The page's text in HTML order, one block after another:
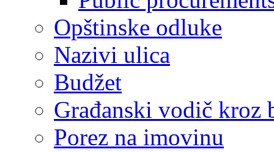
Opštinske odluke
Nazivi ulica
Budžet
Građanski vodič kroz
Porez na imovinu